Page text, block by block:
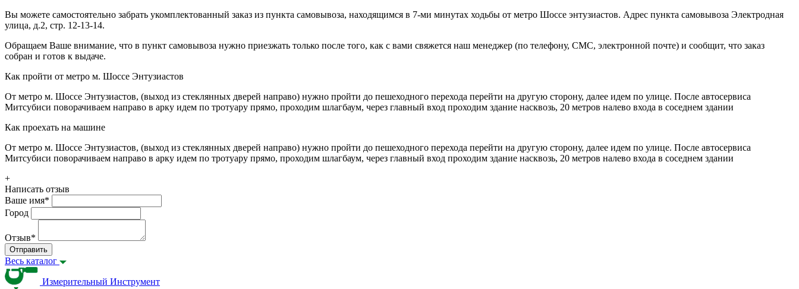
Вы можете самостоятельно забрать укомплектованный заказ из пункта самовывоза, находящимся в 7-ми минутах ходьбы от метро Шоссе энтузиастов. Адрес пункта самовывоза Электродная
улица, д.2, стр. 12-13-14.
Обращаем Ваше внимание, что в пункт самовывоза нужно приезжать только после того, как с вами свяжется наш менеджер (по телефону, СМС, электронной почте) и сообщит, что заказ
собран и готов к выдаче.
Как пройти от метро м. Шоссе Энтузиастов
От метро м. Шоссе Энтузиастов, (выход из стеклянных дверей направо) нужно пройти до пешеходного перехода перейти на другую сторону, далее идем по улице. После автосервиса
Митсубиси поворачиваем направо в арку идем по тротуару прямо, проходим шлагбаум, через главный вход проходим здание насквозь, 20 метров налево входа в соседнем здании
Как проехать на машине
От метро м. Шоссе Энтузиастов, (выход из стеклянных дверей направо) нужно пройти до пешеходного перехода перейти на другую сторону, далее идем по улице. После автосервиса
Митсубиси поворачиваем направо в арку идем по тротуару прямо, проходим шлагбаум, через главный вход проходим здание насквозь, 20 метров налево входа в соседнем здании
+
Написать отзыв
Ваше имя*
Город
Отзыв*
Отправить
Весь каталог
Измерительный Инструмент